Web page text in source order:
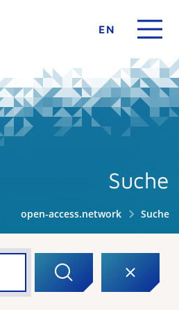
EN
Suche
open-access.network Suche